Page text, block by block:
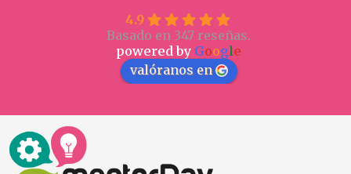
4.9
Basado en 347 reseñas.
powered by Google
valóranos en